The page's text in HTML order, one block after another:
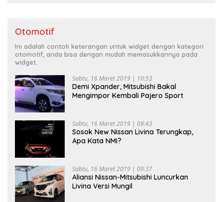
Otomotif
Ini adalah contoh keterangan untuk widget dengan kategori
otomotif, anda bisa dengan mudah memasukkannya pada
widget.
Sabtu, 16 Maret 2019 | 10:53
Demi Xpander, Mitsubishi Bakal
Mengimpor Kembali Pajero Sport
Sabtu, 16 Maret 2019 | 09:43
Sosok New Nissan Livina Terungkap,
Apa Kata NMI?
Sabtu, 16 Maret 2019 | 09:37
Aliansi Nissan-Mitsubishi Luncurkan
Livina Versi Mungil